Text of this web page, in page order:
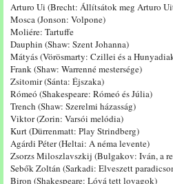
Arturo Ui (Brecht: Állítsátok meg Arturo
Mosca (Jonson: Volpone)
Moliére: Tartuffe
Dauphin (Shaw: Szent Johanna)
Mátyás (Vörösmarty: Czillei és a
Frank (Shaw: Warrenné mestersége)
Zsitomir (Sánta: Éjszaka)
Rómeó (Shakespeare: Rómeó és Júlia)
Trench (Shaw: Szerelmi házasság)
Viktor (Zorin: Varsói melódia)
Kurt (Dürrenmatt: Play Strindberg)
Agárdi Péter (Heltai: A néma levente)
Zsorzs Miloszlavszkij (Bulgakov: Iván, a
Sebők Zoltán (Sarkadi: Elveszett
Biron (Shakespeare: Lóvá tett lovagok)